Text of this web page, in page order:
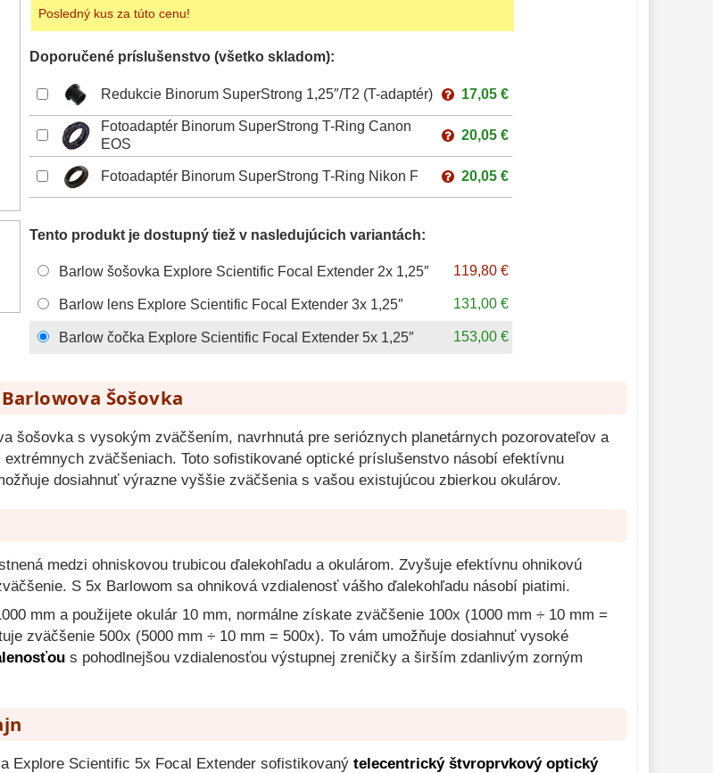
Posledný kus za túto cenu!
Doporučené príslušenstvo (všetko skladom):
Redukcie Binorum SuperStrong 1,25″/T2 (T-adaptér) 17,05 €
Fotoadaptér Binorum SuperStrong T-Ring Canon
EOS
20,05 €
Fotoadaptér Binorum SuperStrong T-Ring Nikon F 20,05 €
Tento produkt je dostupný tiež v nasledujúcich variantách:
Barlow šošovka Explore Scientific Focal Extender 2x 1,25″ 119,80 €
Barlow lens Explore Scientific Focal Extender 3x 1,25″ 131,00 €
Barlow čočka Explore Scientific Focal Extender 5x 1,25″ 153,00 €
Šošovka
šošovka s vysokým zväčšením, navrhnutá pre serióznych planetárnych pozorovateľov a
zväčšeniach. Toto sofistikované optické príslušenstvo násobí efektívnu
dosiahnuť výrazne vyššie zväčšenia s vašou existujúcou zbierkou okulárov.
medzi ohniskovou trubicou ďalekohľadu a okulárom. Zvyšuje efektívnu ohnikovú
S 5x Barlowom sa ohniková vzdialenosť vášho ďalekohľadu násobí piatimi.
mm a použijete okulár 10 mm, normálne získate zväčšenie 100x (1000 mm ÷ 10 mm =
zväčšenie 500x (5000 mm ÷ 10 mm = 500x). To vám umožňuje dosiahnuť vysoké
s pohodlnejšou vzdialenosťou výstupnej zreničky a širším zdanlivým zorným
Explore Scientific 5x Focal Extender sofistikovaný telecentrický štvroprvkový optický